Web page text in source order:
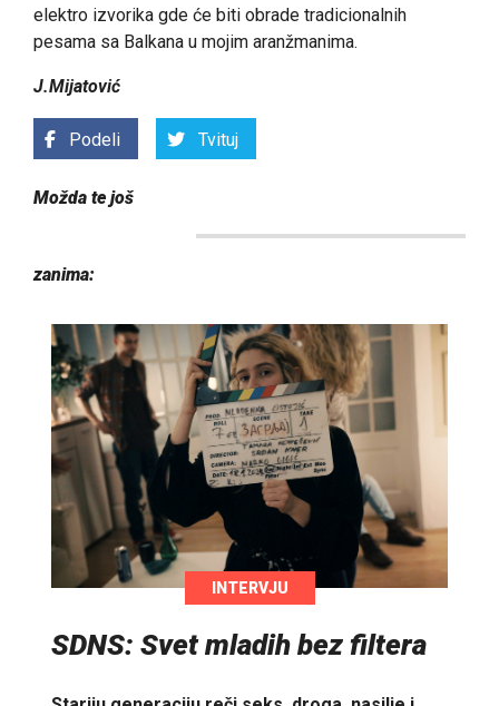
elektro izvorika gde će biti obrade tradicionalnih
pesama sa Balkana u mojim aranžmanima.
J.Mijatović
Podeli Tvituj
Možda te još
zanima:
INTERVJU
SDNS: Svet mladih bez filtera